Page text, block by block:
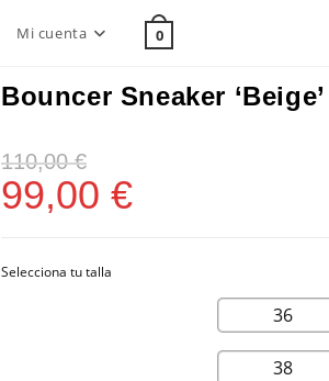
Mi cuenta 0
Bouncer Sneaker ‘Beige’
110,00€
99,00 €
36
38